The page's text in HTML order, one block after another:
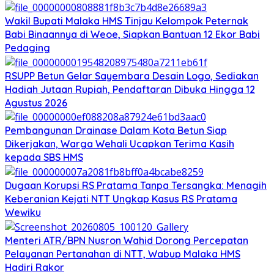
Wakil Bupati Malaka HMS Tinjau Kelompok Peternak
Babi Binaannya di Weoe, Siapkan Bantuan 12 Ekor Babi
Pedaging
RSUPP Betun Gelar Sayembara Desain Logo, Sediakan
Hadiah Jutaan Rupiah, Pendaftaran Dibuka Hingga 12
Agustus 2026
Pembangunan Drainase Dalam Kota Betun Siap
Dikerjakan, Warga Wehali Ucapkan Terima Kasih
kepada SBS HMS
Dugaan Korupsi RS Pratama Tanpa Tersangka: Menagih
Keberanian Kejati NTT Ungkap Kasus RS Pratama
Wewiku
Menteri ATR/BPN Nusron Wahid Dorong Percepatan
Pelayanan Pertanahan di NTT, Wabup Malaka HMS
Hadiri Rakor